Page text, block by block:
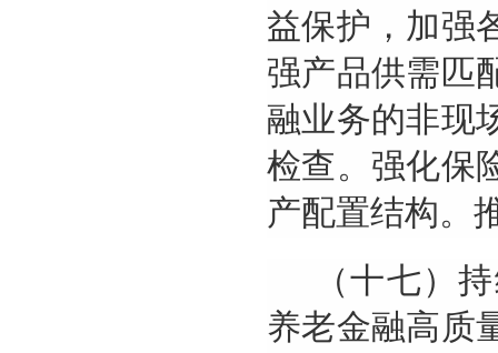
益保护，加强
强产品供需匹
融业务的非现
检查。强化保
产配置结构。
（十七）
养老金融高质